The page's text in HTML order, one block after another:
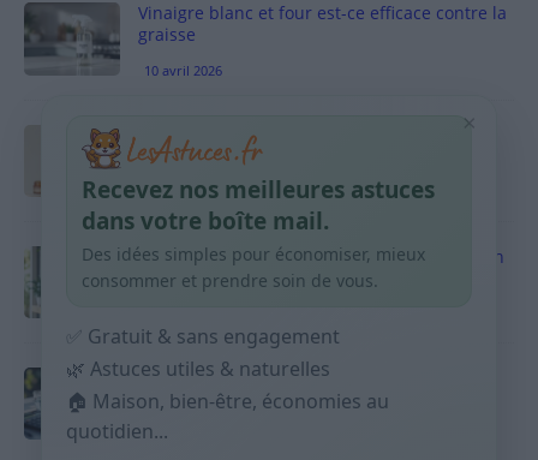
Vinaigre blanc et four est-ce efficace contre la
graisse
10 avril 2026
Taches pigmentaires : routine simple +
habitudes qui aident
9 avril 2026
Produits ménagers : comment économiser en
courses sans acheter 10 sprays
Budget mensuel : méthode rapide pour
répartir son salaire dès le jour de paie
9 avril 2026
×
Recevez nos meilleures astuces
dans votre boîte mail.
Des idées simples pour économiser, mieux
consommer et prendre soin de vous.
✅ Gratuit & sans engagement
🌿 Astuces utiles & naturelles
🏠 Maison, bien-être, économies au
quotidien...